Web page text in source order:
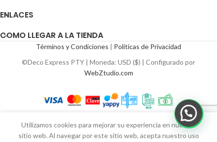
ENLACES
COMO LLEGAR A LA TIENDA
Términos y Condiciones | Políticas de Privacidad
©Deco Express PTY | Moneda: USD ($) | Configurado por
WebZtudio.com
Utilizamos cookies para mejorar su experiencia en nuestro
sitio web. Al navegar por este sitio web, acepta nuestro uso